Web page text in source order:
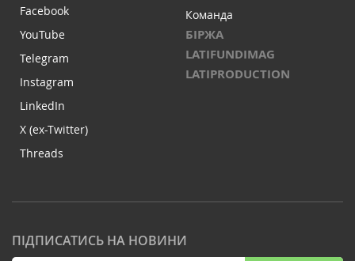
Facebook
YouTube
Telegram
Instagram
LinkedIn
X (ex-Twitter)
Threads
Команда
БІРЖА
LATIFUNDIMAG
LATIPRODUCTION
ПІДПИСАТИСЬ НА НОВИНИ